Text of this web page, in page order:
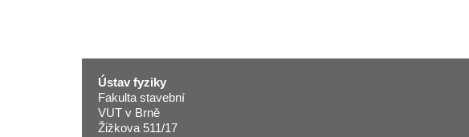
Ústav fyziky
Fakulta stavební
VUT v Brně
Žižkova 511/17